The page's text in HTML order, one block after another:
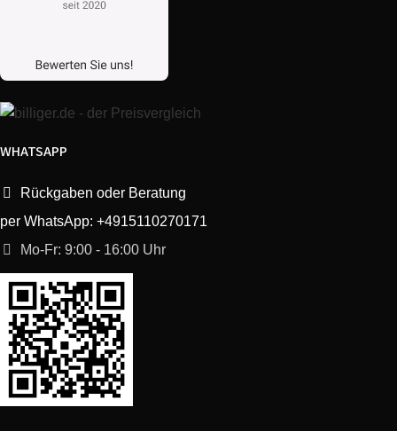
WHATSAPP
Rückgaben oder Beratung
per WhatsApp: +4915110270171
Mo-Fr: 9:00 - 16:00 Uhr